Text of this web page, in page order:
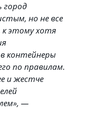
город
но не все
этому хотя
контейнеры
по правилам.
и жестче
—